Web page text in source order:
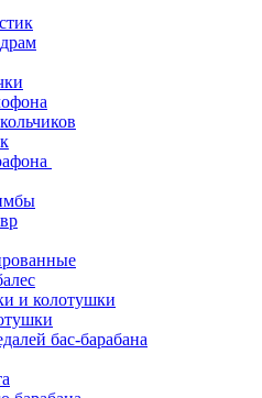
и колотушки
бас-барабана